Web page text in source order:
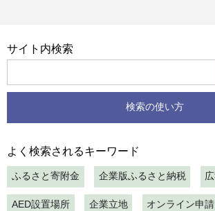
サイト内検索
検索の使い方
よく検索されるキーワード
ふるさと寄附金 企業版ふるさと納税
AED設置場所 企業立地 オンライン申請